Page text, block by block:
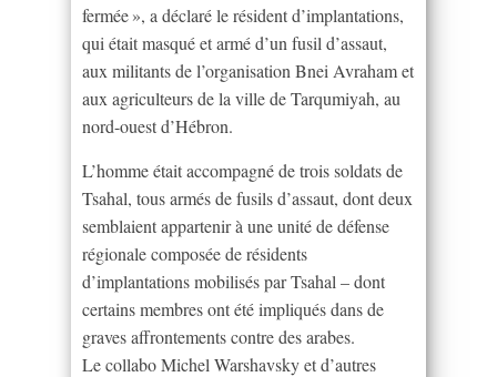
fermée », a déclaré le résident d’implantations,
qui était masqué et armé d’un fusil d’assaut,
aux militants de l’organisation Bnei Avraham et
aux agriculteurs de la ville de Tarqumiyah, au
nord-ouest d’Hébron.
L’homme était accompagné de trois soldats de
Tsahal, tous armés de fusils d’assaut, dont deux
semblaient appartenir à une unité de défense
régionale composée de résidents
d’implantations mobilisés par Tsahal – dont
certains membres ont été impliqués dans de
graves affrontements contre des arabes.
Le collabo Michel Warshavsky et d’autres